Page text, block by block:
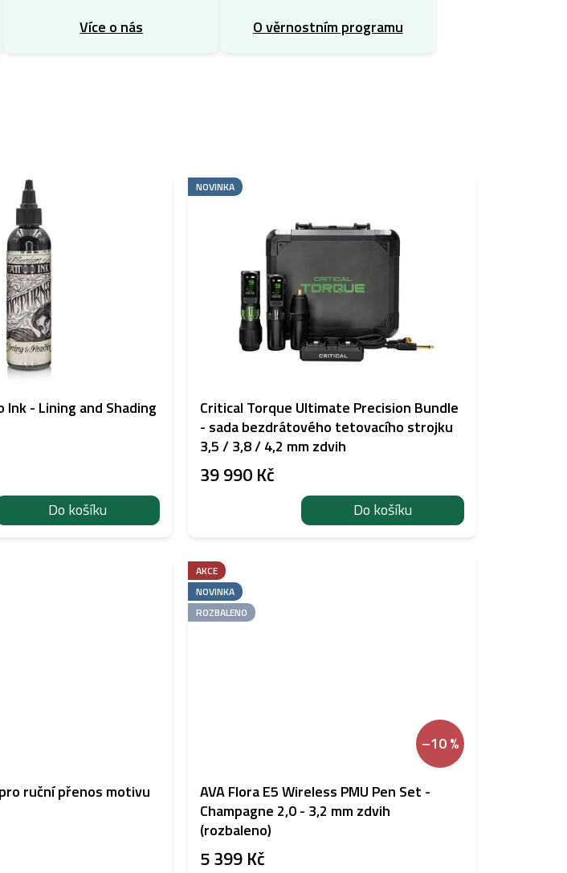
Více o nás
O věrnostním programu
- Lining and Shading
Do košíku
NOVINKA
Critical Torque Ultimate Precision Bundle
- sada bezdrátového tetovacího strojku
3,5 / 3,8 / 4,2 mm zdvih
39 990 Kč
Do košíku
ruční přenos motivu
AKCE
NOVINKA
ROZBALENO
–10 %
AVA Flora E5 Wireless PMU Pen Set -
Champagne 2,0 - 3,2 mm zdvih
(rozbaleno)
5 399 Kč